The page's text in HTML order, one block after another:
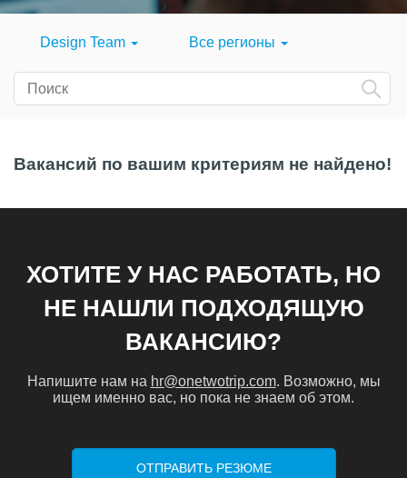
Design Team Все регионы
Вакансий по вашим критериям не найдено!
ХОТИТЕ У НАС РАБОТАТЬ, НО
НЕ НАШЛИ ПОДХОДЯЩУЮ
ВАКАНСИЮ?
Напишите нам на hr@onetwotrip.com. Возможно, мы
ищем именно вас, но пока не знаем об этом.
ОТПРАВИТЬ РЕЗЮМЕ